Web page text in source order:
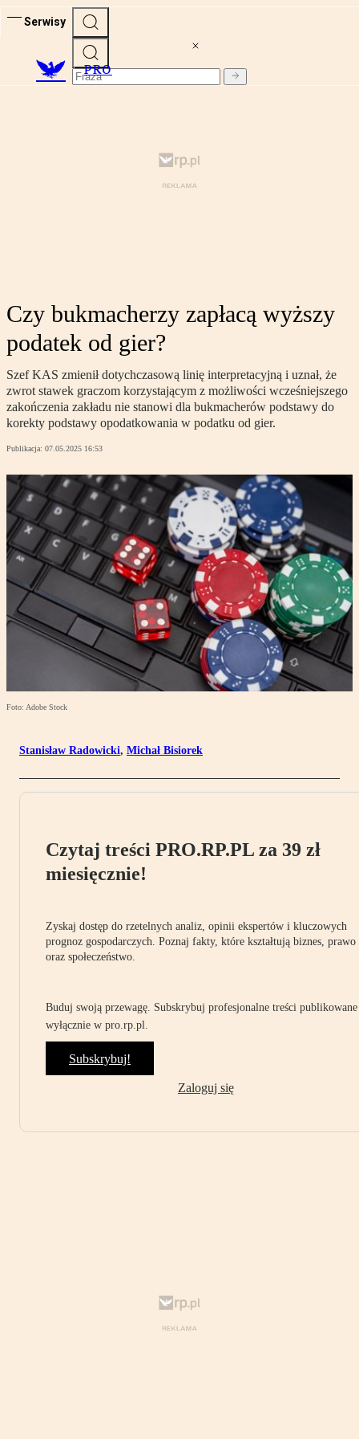
Serwisy
PRO
Czy bukmacherzy zapłacą wyższy
podatek od gier?
Szef KAS zmienił dotychczasową linię interpretacyjną i uznał, że
zwrot stawek graczom korzystającym z możliwości wcześniejszego
zakończenia zakładu nie stanowi dla bukmacherów podstawy do
korekty podstawy opodatkowania w podatku od gier.
Publikacja: 07.05.2025 16:53
Foto: Adobe Stock
Stanisław Radowicki, Michał Bisiorek
Czytaj treści PRO.RP.PL za 39 zł
miesięcznie!
Zyskaj dostęp do rzetelnych analiz, opinii ekspertów i kluczowych
prognoz gospodarczych. Poznaj fakty, które kształtują biznes, prawo
oraz społeczeństwo.
Buduj swoją przewagę. Subskrybuj profesjonalne treści publikowane
wyłącznie w pro.rp.pl.
Subskrybuj!
Zaloguj się